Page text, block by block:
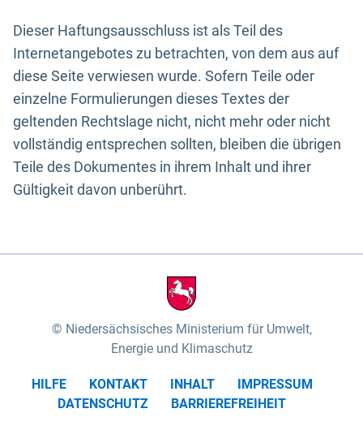
Dieser Haftungsausschluss ist als Teil des
Internetangebotes zu betrachten, von dem aus auf
diese Seite verwiesen wurde. Sofern Teile oder
einzelne Formulierungen dieses Textes der
geltenden Rechtslage nicht, nicht mehr oder nicht
vollständig entsprechen sollten, bleiben die übrigen
Teile des Dokumentes in ihrem Inhalt und ihrer
Gültigkeit davon unberührt.
Niedersächsisches Ministerium für Umwelt,
Energie und Klimaschutz
HILFE KONTAKT INHALT
IMPRESSUM
DATENSCHUTZ
BARRIEREFREIHEIT